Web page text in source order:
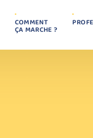
COMMENT
ÇA MARCHE ?